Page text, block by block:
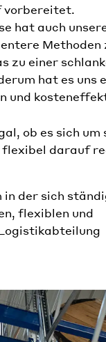
vorbereitet.
hat auch
Methoden
zu einer
hat es uns
und
ob es sich um
flexibel darauf
in der sich
flexiblen und